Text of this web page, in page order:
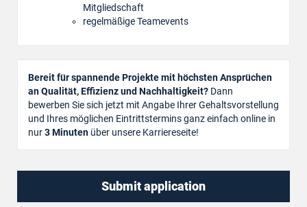
Mitgliedschaft
regelmäßige Teamevents
Bereit für spannende Projekte mit höchsten Ansprüchen
an Qualität, Effizienz und Nachhaltigkeit? Dann
bewerben Sie sich jetzt mit Angabe Ihrer Gehaltsvorstellung
und Ihres möglichen Eintrittstermins ganz einfach online in
nur3 Minuten über unsere Karriereseite!
Submit application